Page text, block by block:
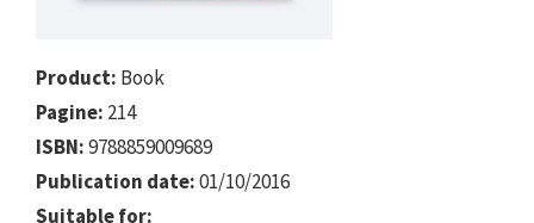
Product: Book
Pagine: 214
ISBN:9788859009689
Publication date:01/10/2016
Suitable for: